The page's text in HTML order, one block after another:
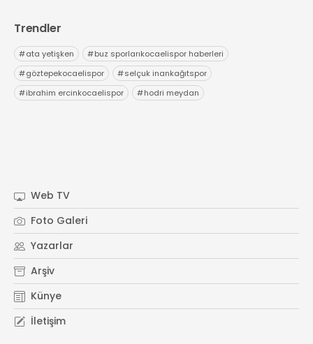
Trendler
#ata yetişken #buz sporlarıkocaelispor haberleri
#göztepekocaelispor #selçuk inankağıtspor
#ibrahim ercinkocaelispor #hodri meydan
Web TV
Foto Galeri
Yazarlar
Arşiv
Künye
İletişim